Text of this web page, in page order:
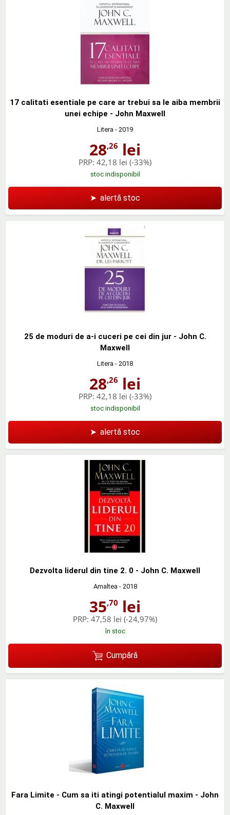
17 calitati esentiale pe care ar trebui sa le aiba membrii
unei echipe - John Maxwell
Litera - 2019
28,26 lei
PRP: 42,18 lei (-33%)
stoc indisponibil
➤ alertă stoc
25 de moduri de a-i cuceri pe cei din jur - John C.
Maxwell
Litera - 2018
28,26 lei
PRP: 42,18 lei (-33%)
stoc indisponibil
➤ alertă stoc
Dezvolta liderul din tine 2. 0 - John C. Maxwell
Amaltea - 2018
35,70 lei
PRP: 47,58 lei (-24,97%)
în stoc
Cumpără
Fara Limite - Cum sa iti atingi potentialul maxim - John
C. Maxwell